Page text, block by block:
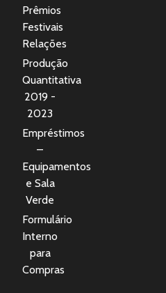
Prêmios
Festivais
Relações
Produção
Quantitativa
2019 -
2023
Empréstimos
–
Equipamentos
e Sala
Verde
Formulário
Interno
para
Compras